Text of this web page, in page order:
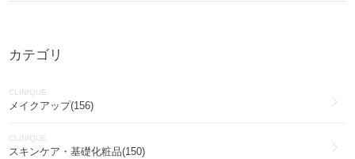
カテゴリ
CLINIQUE
メイクアップ(156)
CLINIQUE
スキンケア・基礎化粧品(150)